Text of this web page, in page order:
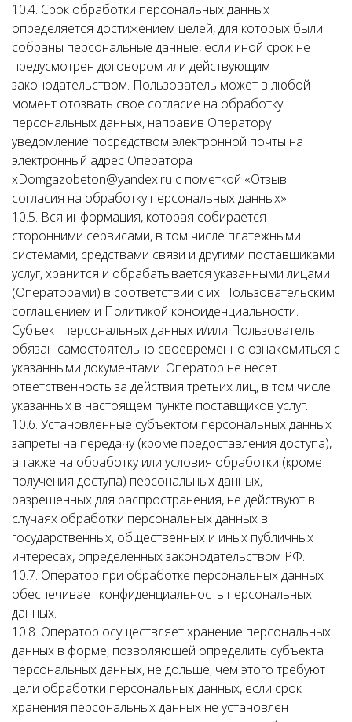
10.4. Срок обработки персональных данных
определяется достижением целей, для которых были
собраны персональные данные, если иной срок не
предусмотрен договором или действующим
законодательством. Пользователь может в любой
момент отозвать свое согласие на обработку
персональных данных, направив Оператору
уведомление посредством электронной почты на
электронный адрес Оператора
xDomgazobeton@yandex.ru с пометкой «Отзыв
согласия на обработку персональных данных».
10.5. Вся информация, которая собирается
сторонними сервисами, в том числе платежными
системами, средствами связи и другими поставщиками
услуг, хранится и обрабатывается указанными лицами
(Операторами) в соответствии с их Пользовательским
соглашением и Политикой конфиденциальности.
Субъект персональных данных и/или Пользователь
обязан самостоятельно своевременно ознакомиться с
указанными документами. Оператор не несет
ответственность за действия третьих лиц, в том числе
указанных в настоящем пункте поставщиков услуг.
10.6. Установленные субъектом персональных данных
запреты на передачу (кроме предоставления доступа),
а также на обработку или условия обработки (кроме
получения доступа) персональных данных,
разрешенных для распространения, не действуют в
случаях обработки персональных данных в
государственных, общественных и иных публичных
интересах, определенных законодательством РФ.
10.7. Оператор при обработке персональных данных
обеспечивает конфиденциальность персональных
данных.
10.8. Оператор осуществляет хранение персональных
данных в форме, позволяющей определить субъекта
персональных данных, не дольше, чем этого требуют
цели обработки персональных данных, если срок
хранения персональных данных не установлен